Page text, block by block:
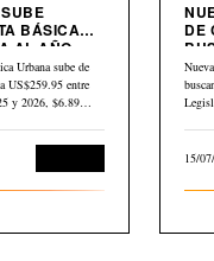
BÁSICA
AL AÑO.
GLOBAL
DESDE
Urbana sube de
US$259.95 entre
y 2026, $6.89…
DE
15/